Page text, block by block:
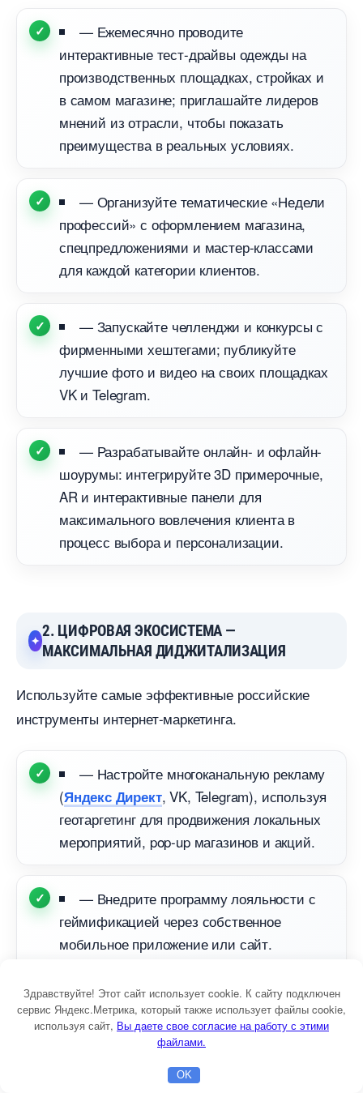
— Ежемесячно проводите
интерактивные тест-драйвы одежды на
производственных площадках, стройках и
самом магазине; приглашайте лидеро
мнений из отрасли, чтобы показать
преимущества в реальных условиях.
— Организуйте тематические «Недели
профессий» с оформлением магазина,
спецпредложениями и мастер-классами
для каждой категории клиентов.
— Запускайте челленджи и конкурсы с
фирменными хештегами; публикуйте
лучшие фото и видео на своих площадках
VK и Telegram.
— Разрабатывайте онлайн- и офлайн-
шоурумы: интегрируйте 3D примерочные,
AR и интерактивные панели для
максимального вовлечения клиента
процесс выбора и персонализации.
2. ЦИФРОВАЯ ЭКОСИСТЕМА —
МАКСИМАЛЬНАЯ ДИДЖИТАЛИЗАЦИЯ
Используйте самые эффективные российские
инструменты интернет-маркетинга.
— Настройте многоканальную рекламу
(Яндекс Директ, VK, Telegram), используя
еотаргетинг для продвижения локальных
мероприятий, pop-up магазинов и акций.
— Внедрите программу лояльности с
еймификацией через собственное
мобильное приложение или сайт.
достижения, дарите бонусы за обратную
связь и повторные визиты.
— Продвигайте авторский контент: VR-
Здравствуйте! Этот сайт использует cookie. К сайту подключен
сервис Яндекс.Метрика, который также использует файлы cookie,
используя сайт, ы даете свое согласие на работу с этими
файлами.
OK